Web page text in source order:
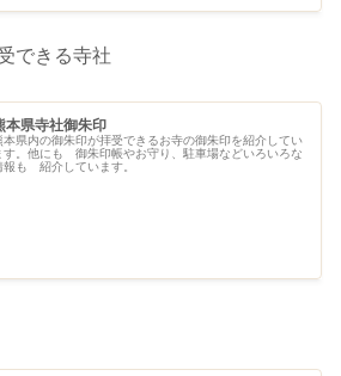
できる寺社
本県寺社御朱印
本県内の御朱印が拝受できるお寺の御朱印を紹介してい
す。他にも 御朱印帳やお守り、駐車場などいろいろな
報も 紹介しています。